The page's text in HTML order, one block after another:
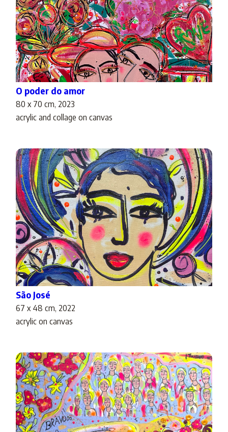
O poder do amor
80 x 70 cm, 2023
acrylic and collage on canvas
São José
67 x 48 cm, 2022
acrylic on canvas